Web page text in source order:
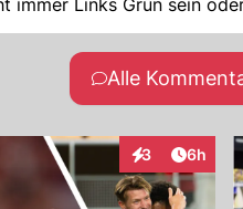
immer Links Grün sein
Alle
3
Interaktionen
Artikel
6h